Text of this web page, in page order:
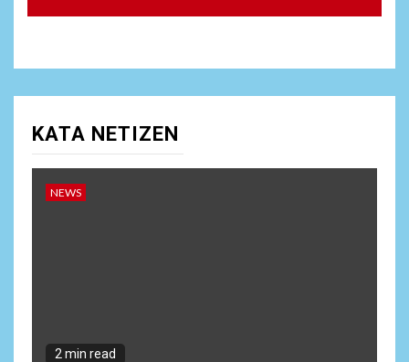
KATA NETIZEN
NEWS
2 min read